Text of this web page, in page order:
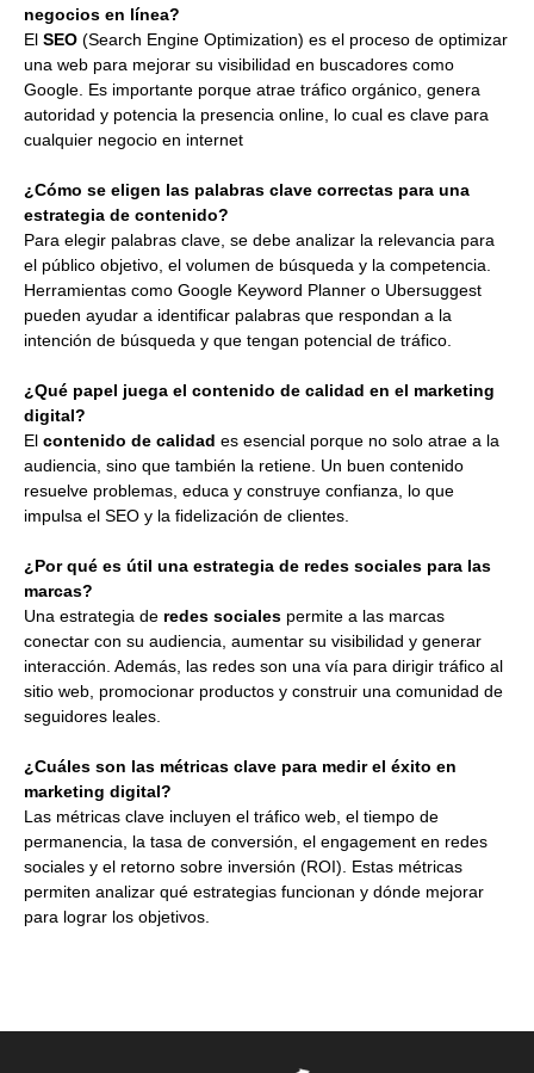
negocios en línea?
El SEO (Search Engine Optimization) es el proceso de optimizar
una web para mejorar su visibilidad en buscadores como
Google. Es importante porque atrae tráfico orgánico, genera
autoridad y potencia la presencia online, lo cual es clave para
cualquier negocio en internet
¿Cómo se eligen las palabras clave correctas para una
estrategia de contenido?
Para elegir palabras clave, se debe analizar la relevancia para
el público objetivo, el volumen de búsqueda y la competencia.
Herramientas como Google Keyword Planner o Ubersuggest
pueden ayudar a identificar palabras que respondan a la
intención de búsqueda y que tengan potencial de tráfico.
¿Qué papel juega el contenido de calidad en el marketing
digital?
El contenido de calidad es esencial porque no solo atrae a la
audiencia, sino que también la retiene. Un buen contenido
resuelve problemas, educa y construye confianza, lo que
impulsa el SEO y la fidelización de clientes.
¿Por qué es útil una estrategia de redes sociales para las
marcas?
Una estrategia de redes sociales permite a las marcas
conectar con su audiencia, aumentar su visibilidad y generar
interacción. Además, las redes son una vía para dirigir tráfico al
sitio web, promocionar productos y construir una comunidad de
seguidores leales.
¿Cuáles son las métricas clave para medir el éxito en
marketing digital?
Las métricas clave incluyen el tráfico web, el tiempo de
permanencia, la tasa de conversión, el engagement en redes
sociales y el retorno sobre inversión (ROI). Estas métricas
permiten analizar qué estrategias funcionan y dónde mejorar
para lograr los objetivos.